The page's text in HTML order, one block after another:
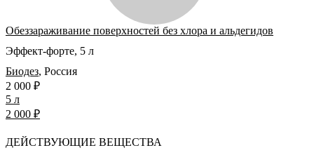
Обеззараживание поверхностей без хлора и альдегидов
Эффект-форте, 5 л
Биодез, Россия
5 л
2 000 ₽
ДЕЙСТВУЮЩИЕ ВЕЩЕСТВА
2 000 ₽